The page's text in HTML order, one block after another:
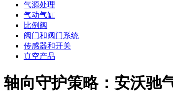
气源处理
气动气缸
比例阀
阀门和阀门系统
传感器和开关
真空产品
轴向守护策略：安沃驰